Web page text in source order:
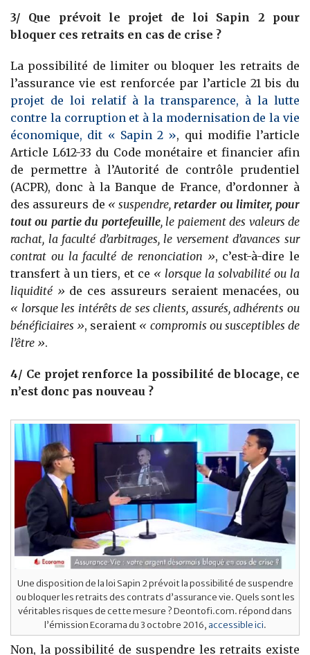
3/ Que prévoit le projet de loi Sapin 2 pour
bloquer ces retraits en cas de crise ?
La possibilité de limiter ou bloquer les retraits de
l’assurance vie est renforcée par l’article 21 bis du
projet de loi relatif à la transparence, à la lutte
contre la corruption et à la modernisation de la vie
économique, dit « Sapin 2 », qui modifie l’article
Article L612-33 du Code monétaire et financier afin
de permettre à l’Autorité de contrôle prudentiel
(ACPR), donc à la Banque de France, d’ordonner à
des assureurs de « suspendre, retarder ou limiter, pour
tout ou partie du portefeuille, le paiement des valeurs de
rachat, la faculté d’arbitrages, le versement d’avances sur
contrat ou la faculté de renonciation », c’est-à-dire le
transfert à un tiers, et ce « lorsque la solvabilité ou la
liquidité » de ces assureurs seraient menacées, ou
« lorsque les intérêts de ses clients, assurés, adhérents ou
bénéficiaires », seraient « compromis ou susceptibles de
l’être ».
4/ Ce projet renforce la possibilité de blocage, ce
n’est donc pas nouveau ?
Une disposition de la loi Sapin 2 prévoit la possibilité de suspendre
ou bloquer les retraits des contrats d’assurance vie. Quels sont les
véritables risques de cette mesure ? Deontofi.com. répond dans
l’émission Ecorama du 3 octobre 2016, accessible ici.
Non, la possibilité de suspendre les retraits existe